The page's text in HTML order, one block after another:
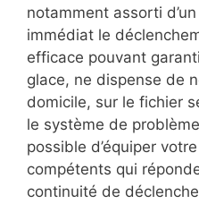
notamment assorti
immédiat le
efficace pouvant
glace, ne dispense de
domicile, sur le fichier
le système de
possible d’équiper
compétents qui
continuité de